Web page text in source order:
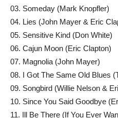
03. Someday (Mark Knopfler)
04. Lies (John Mayer & Eric
05. Sensitive Kind (Don White)
06. Cajun Moon (Eric Clapton)
07. Magnolia (John Mayer)
08. I Got The Same Old Blues
09. Songbird (Willie Nelson &
10. Since You Said Goodbye
11. Ill Be There (If You Ever